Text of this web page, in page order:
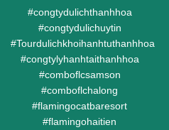
#congtydulichthanhhoa
#congtydulichuytin
#Tourdulichkhoihanhtuthanhhoa
#congtylyhanhtaithanhhoa
#comboflcsamson
#comboflchalong
#flamingocatbaresort
#flamingohaitien